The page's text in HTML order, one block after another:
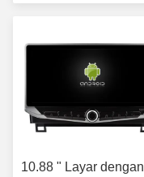
10.88 " Layar dengan